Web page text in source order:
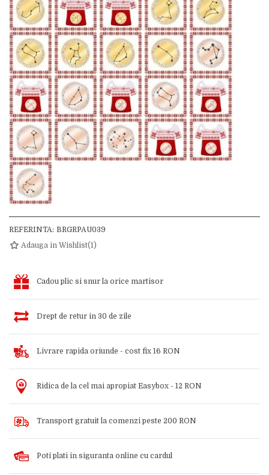
REFERINTA: BRGRPAU039
Adauga in Wishlist(1)
Cadou plic si snur la orice martisor
Drept de retur in 30 de zile
Livrare rapida oriunde - cost fix 16 RON
Ridica de la cel mai apropiat Easybox - 12 RON
Transport gratuit la comenzi peste 200 RON
Poti plati in siguranta online cu cardul